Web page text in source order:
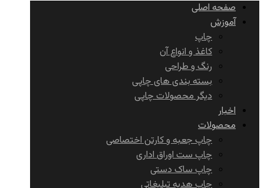
صفحه اصلی
آموزش
چاپ
کاغذ و انواع آن
رنگ و طراحی
بسته بندی های چاپی
دیگر محصولات چاپی
اخبار
محصولات
چاپ جعبه و کارتن اختصاصی
چاپ ست اوراق اداری
چاپ ساک دستی
چاپ هدیه تبلیغاتی